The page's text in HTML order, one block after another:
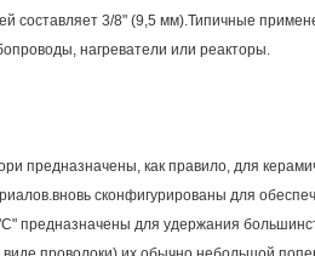
составляет 3/8" (9,5 мм).Типичные
нагреватели или реакторы.
предназначены, как правило, для
сконфигурированы для
предназначены для удержания